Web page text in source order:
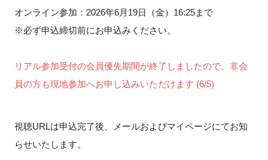
オンライン参加：2026年6月19日（金）16:25まで
※必ず申込締切前にお申込みください。
リアル参加受付の会員優先期間が終了しましたので、非会
員の方も現地参加へお申し込みいただけます (6/5)
視聴URLは申込完了後、メールおよびマイページにてお知
らせいたします。